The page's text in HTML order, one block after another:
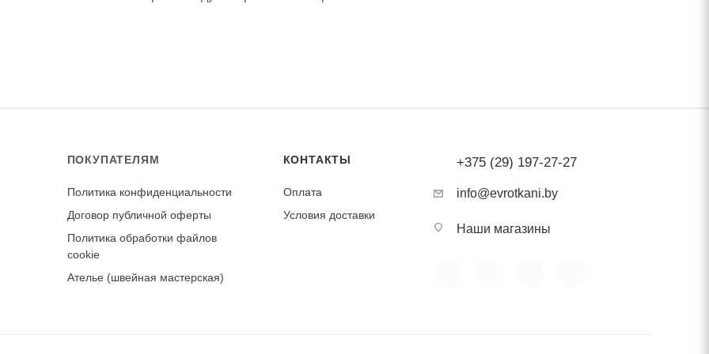
ПОКУПАТЕЛЯМ
Политика конфиденциальности
Договор публичной оферты
Политика обработки файлов
cookie
Ателье (швейная мастерская)
КОНТАКТЫ
Оплата
Условия доставки
+375 (29) 197-27-27
info@evrotkani.by
Наши магазины